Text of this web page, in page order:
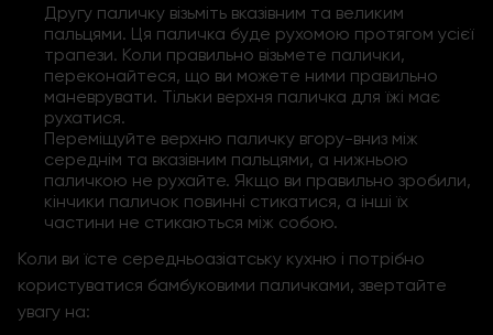
Другу паличку візьміть вказівним та великим
пальцями. Ця паличка буде рухомою протягом усієї
трапези. Коли правильно візьмете палички,
переконайтеся, що ви можете ними правильно
маневрувати. Тільки верхня паличка для їжі має
рухатися.
Переміщуйте верхню паличку вгору-вниз між
середнім та вказівним пальцями, а нижньою
паличкою не рухайте. Якщо ви правильно зробили,
кінчики паличок повинні стикатися, а інші їх
частини не стикаються між собою.
Коли ви їсте середньоазіатську кухню і потрібно
користуватися бамбуковими паличками, звертайте
увагу на: